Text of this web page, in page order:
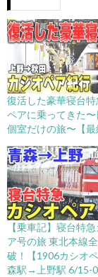
復活した豪華寝台
ペアに乗ってきた
個室だけの旅〜【最
【乗車記】寝台特
ア号の旅 東北本線
破！【1906カシオ
森駅→上野駅 6/15-